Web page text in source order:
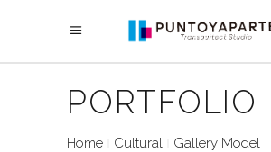
PORTFOLIO
Home Cultural Gallery Model